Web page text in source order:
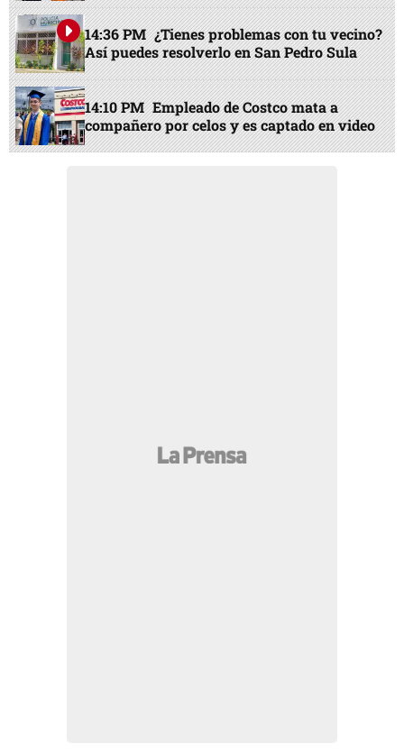
14:36 PM ¿Tienes problemas con tu vecino?
Así puedes resolverlo en San Pedro Sula
14:10 PM Empleado de Costco mata a
compañero por celos y es captado en video